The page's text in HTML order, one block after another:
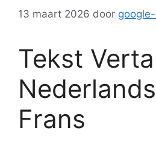
13 maart 2026 door
Tekst
Frans